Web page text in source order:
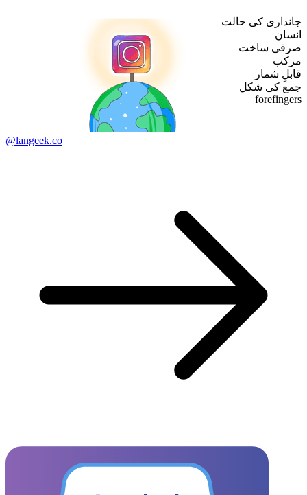
جانداری کی حالت
انسان
صرفی ساخت
مرکب
قابلِ شمار
جمع کی شکل
forefingers
@langeek.co